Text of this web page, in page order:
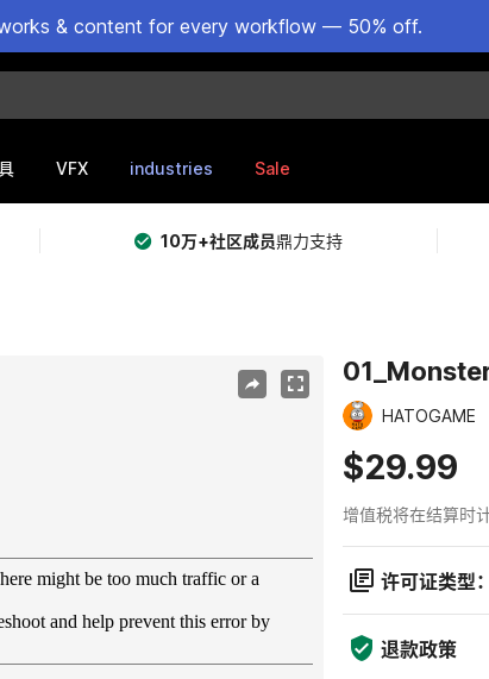
& content for every workflow — 50% off.
VFX industries Sale
10万+社区成员鼎力支持
HATOGAME
$29.99
增值税将在结算时
许可证类型
退款政策